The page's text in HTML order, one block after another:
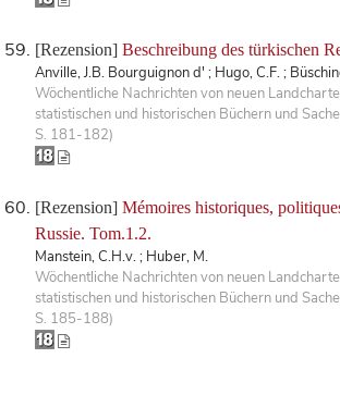
[Rezension] Beschreibung des türkischen
Anville, J.B. Bourguignon d' ; Hugo, C.F. ;
Wöchentliche Nachrichten von neuen
statistischen und historischen Büchern und
S. 181-182)
[Rezension] Mémoires historiques,
Russie. Tom.1.2.
Manstein, C.H.v. ; Huber, M.
Wöchentliche Nachrichten von neuen
statistischen und historischen Büchern und
S. 185-188)